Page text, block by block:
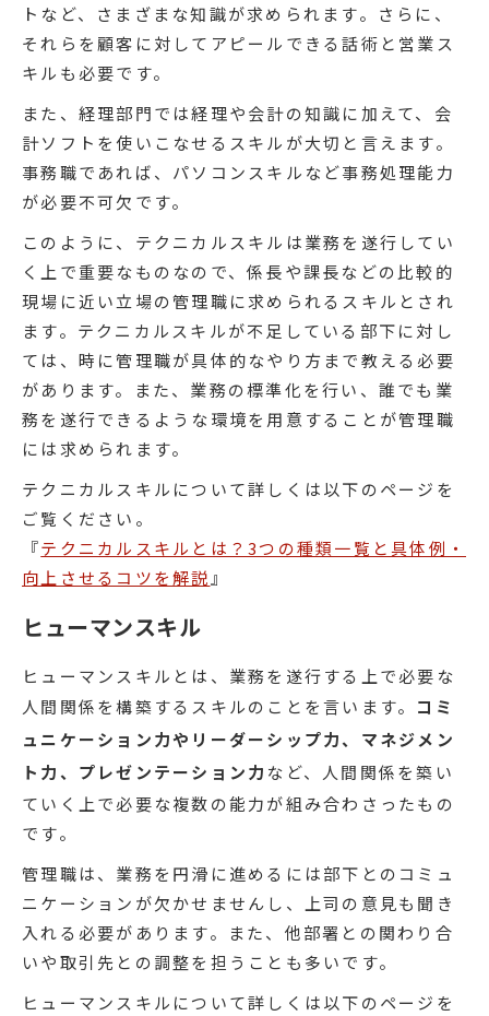
トなど、さまざまな知識が求められます。さらに、
それらを顧客に対してアピールできる話術と営業ス
キルも必要です。
また、経理部門では経理や会計の知識に加えて、会
計ソフトを使いこなせるスキルが大切と言えます。
事務職であれば、パソコンスキルなど事務処理能力
が必要不可欠です。
このように、テクニカルスキルは業務を遂行してい
く上で重要なものなので、係長や課長などの比較的
現場に近い立場の管理職に求められるスキルとされ
ます。テクニカルスキルが不足している部下に対し
ては、時に管理職が具体的なやり方まで教える必要
があります。また、業務の標準化を行い、誰でも業
務を遂行できるような環境を用意することが管理職
には求められます。
テクニカルスキルについて詳しくは以下のページを
ご覧ください。
『テクニカルスキルとは？3つの種類一覧と具体例・
向上させるコツを解説 』
ヒューマンスキル
ヒューマンスキルとは、業務を遂行する上で必要な
人間関係を構築するスキルのことを言います。 コミ
ュニケーション力やリーダーシップ力、マネジメン
ト力、プレゼンテーション力 など、人間関係を築い
ていく上で必要な複数の能力が組み合わさったもの
です。
管理職は、業務を円滑に進めるには部下とのコミュ
ニケーションが欠かせませんし、上司の意見も聞き
入れる必要があります。また、他部署との関わり合
いや取引先との調整を担うことも多いです。
ヒューマンスキルについて詳しくは以下のページを